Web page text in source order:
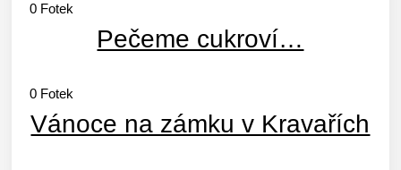
0 Fotek
Pečeme cukroví…
0 Fotek
Vánoce na zámku v Kravařích